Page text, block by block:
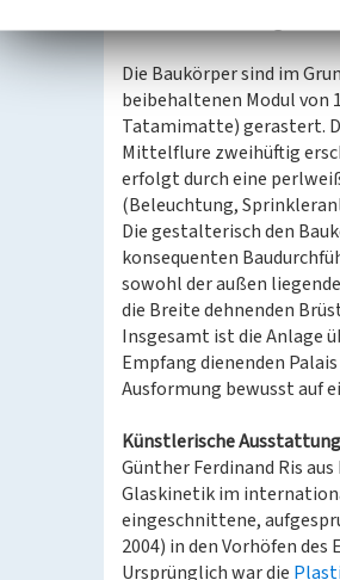
Die Baukörper sind im
beibehaltenen Modul von
Tatamimatte) gerastert.
Mittelflure zweihüftig
erfolgt durch eine
(Beleuchtung,
Die gestalterisch den
konsequenten
sowohl der außen
die Breite dehnenden
Insgesamt ist die Anlage
Empfang dienenden
Ausformung bewusst auf
Künstlerische Ausstattung
Günther Ferdinand Ris
Glaskinetik im
eingeschnittene,
2004) in den Vorhöfen des
Ursprünglich war die